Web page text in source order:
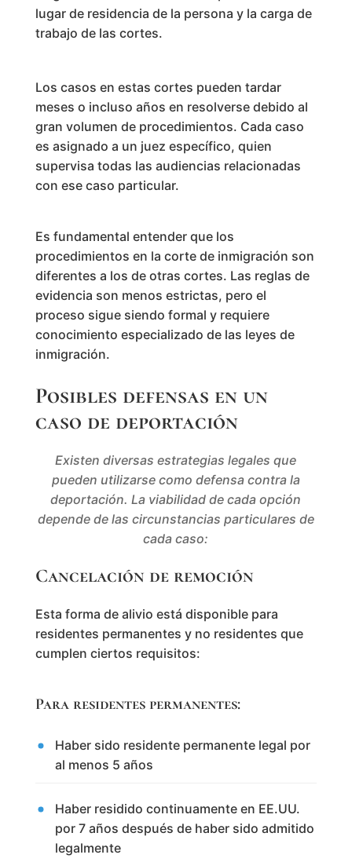
lugar de residencia de la persona y la carga de
trabajo de las cortes.
Los casos en estas cortes pueden tardar
meses o incluso años en resolverse debido al
gran volumen de procedimientos. Cada caso
es asignado a un juez específico, quien
supervisa todas las audiencias relacionadas
con ese caso particular.
Es fundamental entender que los
procedimientos en la corte de inmigración son
diferentes a los de otras cortes. Las reglas de
evidencia son menos estrictas, pero el
proceso sigue siendo formal y requiere
conocimiento especializado de las leyes de
inmigración.
Posibles defensas en un
caso de deportación
Existen diversas estrategias legales que
pueden utilizarse como defensa contra la
deportación. La viabilidad de cada opción
depende de las circunstancias particulares de
cada caso:
Cancelación de remoción
Esta forma de alivio está disponible para
residentes permanentes y no residentes que
cumplen ciertos requisitos:
Para residentes permanentes:
Haber sido residente permanente legal por
al menos 5 años
Haber residido continuamente en EE.UU.
por 7 años después de haber sido admitido
legalmente